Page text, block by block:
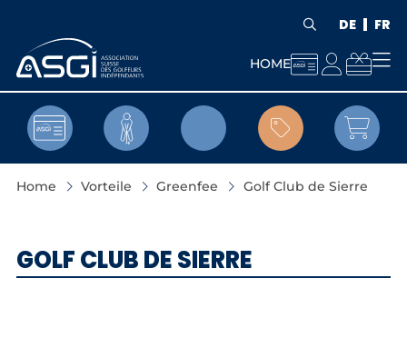
 DE FR
HOME  
 
Home Vorteile Greenfee Golf Club de Sierre
GOLF CLUB DE SIERRE